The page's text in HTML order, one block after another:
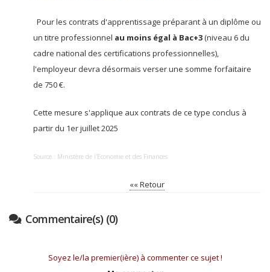
Pour les contrats d'apprentissage préparant à un diplôme ou
un titre professionnel au moins égal à Bac+3(niveau 6 du
cadre national des certifications professionnelles),
l'employeur devra désormais verser une somme forfaitaire
de 750 €.
Cette mesure s'applique aux contrats de ce type conclus à
partir du 1er juillet 2025
Source : Ministère de l'Economie et des Finances
«« Retour
Commentaire(s) (0)
Soyez le/la premier(ière) à commenter ce sujet !